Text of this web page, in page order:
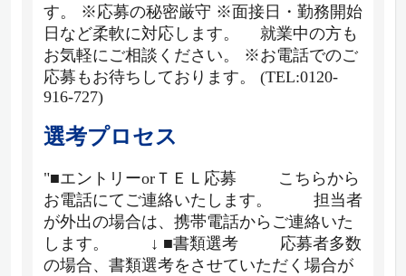
す。 ※応募の秘密厳守 ※面接日・勤務開始
日など柔軟に対応します。 就業中の方も
お気軽にご相談ください。 ※お電話でのご
応募もお待ちしております。 (TEL:0120-
916-727)
選考プロセス
"■エントリーorＴＥＬ応募 こちらから
お電話にてご連絡いたします。 担当者
が外出の場合は、携帯電話からご連絡いた
します。 ↓ ■書類選考 応募者多数
の場合、書類選考をさせていただく場合が